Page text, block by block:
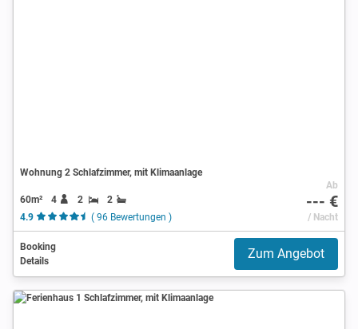
Wohnung 2 Schlafzimmer, mit Klimaanlage
60m² 4 2
2
4.9
( 96 Bewertungen )
Ab
--- €
/ Nacht
Booking
Details
Zum Angebot